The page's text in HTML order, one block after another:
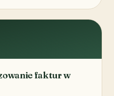
faktur w